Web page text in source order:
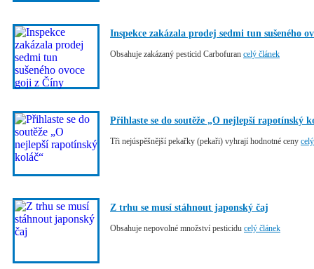
Inspekce zakázala prodej sedmi tun sušeného
Obsahuje zakázaný pesticid Carbofuran celý článek
Přihlaste se do soutěže „O nejlepší rapotínský
Tři nejúspěšnější pekařky (pekaři) vyhrají hodnotné ceny
Z trhu se musí stáhnout japonský čaj
Obsahuje nepovolné množství pesticidu celý článek